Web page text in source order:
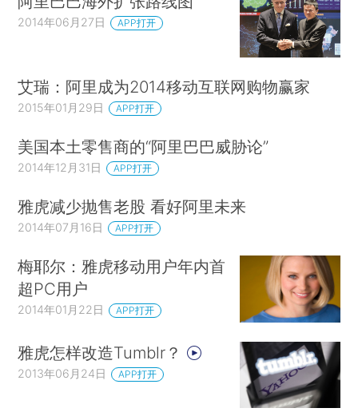
2014年06月27日 APP打开
艾瑞：阿里成为2014移动互联网购物赢家
2015年01月29日 APP打开
美国本土零售商的“阿里巴巴威胁论”
2014年12月31日 APP打开
雅虎减少抛售老股 看好阿里未来
2014年07月16日 APP打开
梅耶尔：雅虎移动用户年内首
超PC用户
2014年01月22日 APP打开
雅虎怎样改造Tumblr？
2013年06月24日 APP打开